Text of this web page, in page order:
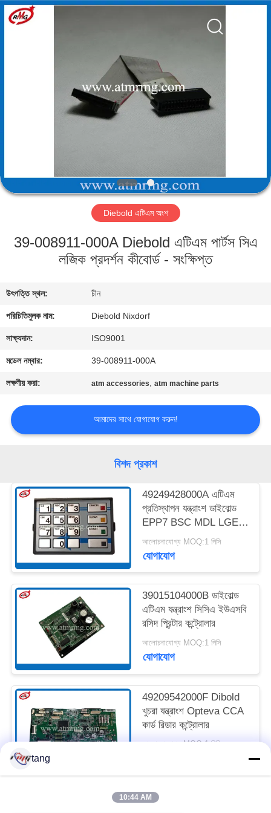
কারখানা
আমাদের
সাথে
যোগাযোগ
মামলা
উদ্ধৃতি
অনুরোধ
করুন
সাইট
ম্যাপ
গোপনীয়তা
Mei
Guang
Science
And
Diebold এটিএম অংশ
39-008911-000A Diebold এটিএম পার্টস সিএ
লজিক প্রদর্শন কীবোর্ড - সংক্ষিপ্ত
উৎপত্তি স্থল: চীন
পরিচিতিমুলক নাম: Diebold Nixdorf
সাক্ষ্যদান: ISO9001
মডেল নম্বার: 39-008911-000A
লক্ষণীয় করা: atm accessories,atm machine parts
আমাদের সাথে যোগাযোগ করুন!
বিশদ প্রকাশ
49249428000A এটিএম
প্রতিস্থাপন যন্ত্রাংশ ডাইবোল্ড
EPP7 BSC MDL LGE
ST STL HTR
আলোচনাযোগ্য MOQ:1 পিসি
যোগাযোগ
39015104000B ডাইবোল্ড
এটিএম যন্ত্রাংশ সিসিএ ইউএসবি
রসিদ প্রিন্টার কন্ট্রোলার
আলোচনাযোগ্য MOQ:1 পিসি
যোগাযোগ
49209542000F Dibold
খুচরা যন্ত্রাংশ Opteva CCA
কার্ড রিডার কন্ট্রোলার
আলোচনাযোগ্য MOQ:1 পিসি
tang
10:44 AM